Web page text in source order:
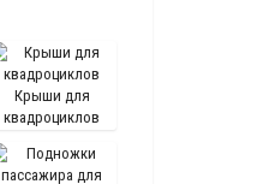
Крыши для
квадроциклов